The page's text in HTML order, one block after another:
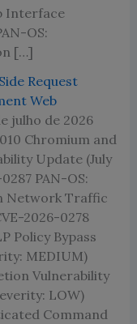
Interface
OS:
[…]
Request
Web
julho de 2026
Chromium and
Update (July
PAN-OS:
Network Traffic
2026-0278
Policy Bypass
MEDIUM)
Vulnerability
LOW)
Command